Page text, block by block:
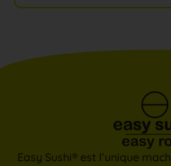
Easy Sushi® est l’unique